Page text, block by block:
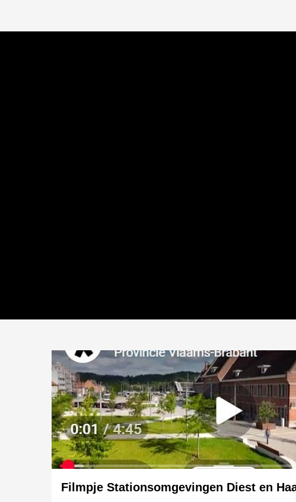
Filmpje Stationsomgevingen Diest en